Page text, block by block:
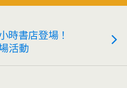
時書店登場！
活動